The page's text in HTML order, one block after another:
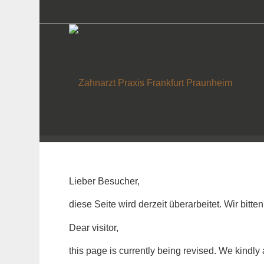
Lieber Besucher,
diese Seite wird derzeit überarbeitet. Wir
Dear visitor,
this page is currently being revised. We kindly